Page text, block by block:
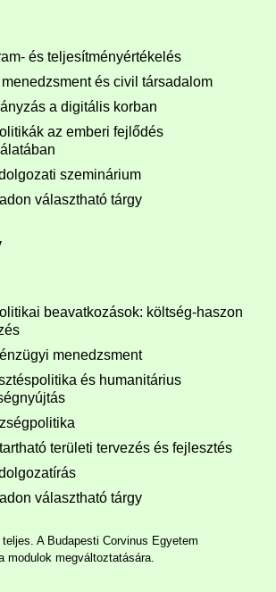
és teljesítményértékelés
menedzsment és civil társadalom
a digitális korban
az emberi fejlődés
szeminárium
választható tárgy
beavatkozások: költség-haszon
menedzsment
és humanitárius
területi tervezés és fejlesztés
választható tárgy
A Budapesti Corvinus Egyetem
modulok megváltoztatására.